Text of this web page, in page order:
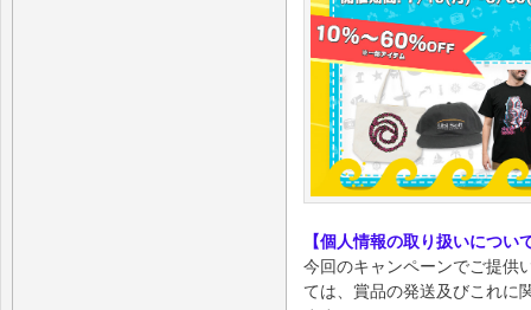
【個人情報の取り扱いについ
今回のキャンペーンでご提供
ては、賞品の発送及びこれに